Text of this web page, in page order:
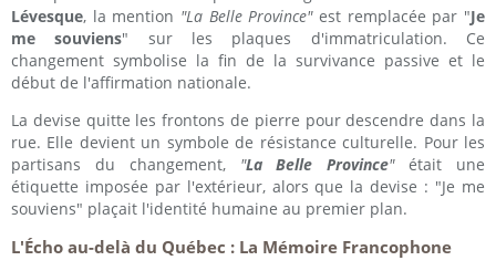
Lévesque, la mention "La Belle Province"est remplacée par "Je
me souviens" sur les plaques d'immatriculation. Ce
changement symbolise la fin de la survivance passive et le
début de l'affirmation nationale.
La devise quitte les frontons de pierre pour descendre dans la
rue. Elle devient un symbole de résistance culturelle. Pour les
partisans du changement, "La Belle Province"était une
étiquette imposée par l'extérieur, alors que la devise : "Je me
souviens" plaçait l'identité humaine au premier plan.
L'Écho au-delà du Québec : La Mémoire Francophone